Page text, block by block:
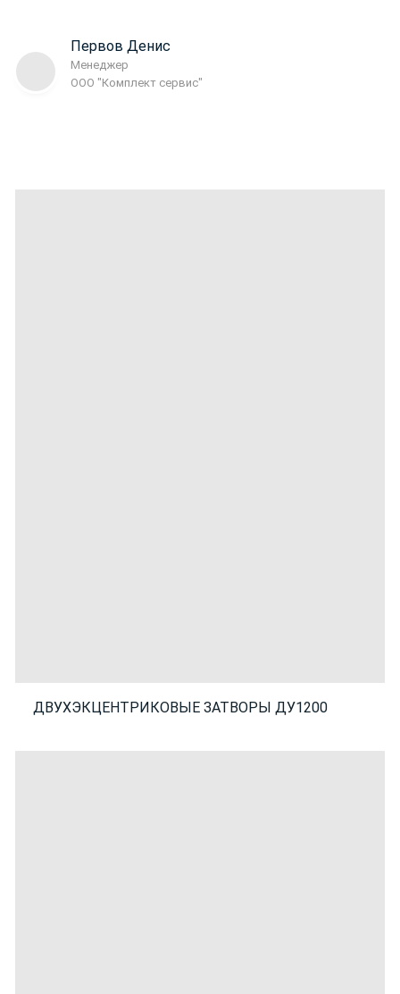
Первов Денис
Менеджер
ООО "Комплект сервис"
ДВУХЭКЦЕНТРИКОВЫЕ ЗАТВОРЫ ДУ1200